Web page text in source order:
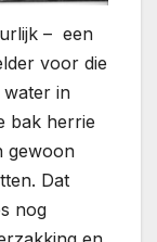
– een
voor die
water in
bak herrie
gewoon
Dat
nog